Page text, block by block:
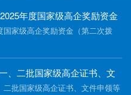
年度国家级高企奖励资金
知
国家级高企奖励资金（第二次拨
、二批国家级高企证书、文
二批国家级高企证书、文件申领等